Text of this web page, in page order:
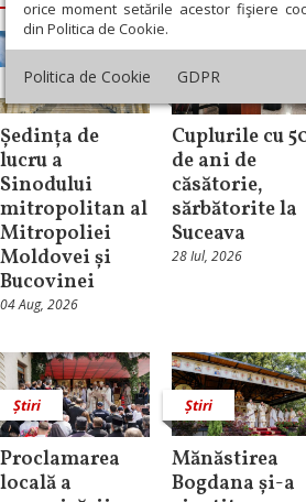
orice moment setările acestor fişiere
din Politica de Cookie.
Politica de Cookie GDPR
Știri
Ședința de
lucru a
Sinodului
mitropolitan al
Mitropoliei
Moldovei și
Bucovinei
04 Aug, 2026
Știri
Cuplurile cu
de ani de
căsătorie,
sărbătorite la
Suceava
28 Iul, 2026
Știri
Proclamarea
locală a
Știri
Mănăstirea
Bogdana și-a